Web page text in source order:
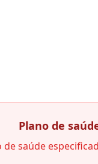
Plano de
de saúde